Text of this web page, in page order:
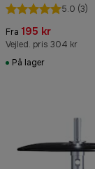
5.0 (3)
Fra 195 kr
Vejled. pris 304 kr
På lager